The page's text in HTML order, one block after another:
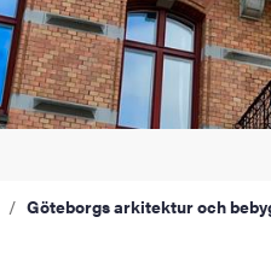
Göteborgs arkitektur och